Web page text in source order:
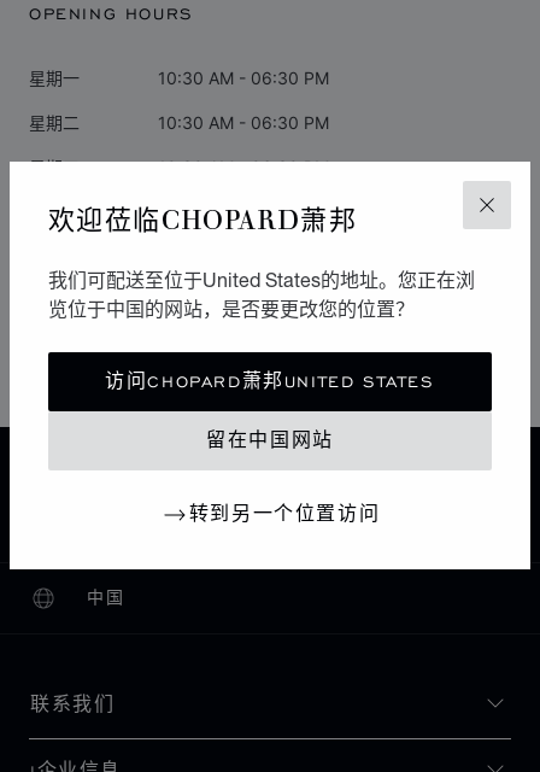
关闭
欢迎莅临CHOPARD萧邦
我们可配送至位于United States的地址。您正在浏
览位于中国的网站，是否要更改您的位置？
访问CHOPARD萧邦UNITED STATES
留在中国网站
转到另一个位置访问
OPENING HOURS
星期一 10:30 AM - 06:30 PM
星期二 10:30 AM - 06:30 PM
星期三 10:30 AM - 06:30 PM
星期四 10:30 AM - 06:30 PM
星期六 10:30 AM - 06:00 PM
主页 查找精品店 所有店铺 欧洲 德国
CHOPARD BOUTIQUE DÜSSELDORF
中国
本地化（更改国家/地区）
更改国家/地区
联系我们